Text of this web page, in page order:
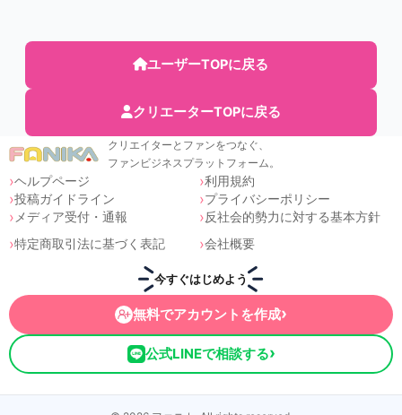
ユーザーTOPに戻る
クリエーターTOPに戻る
クリエイターとファンをつなぐ、
ファンビジネスプラットフォーム。
ヘルプページ
投稿ガイドライン
メディア受付・通報
利用規約
プライバシーポリシー
反社会的勢力に対する基本方針
特定商取引法に基づく表記
会社概要
今すぐはじめよう
無料でアカウントを作成›
公式LINEで相談する›